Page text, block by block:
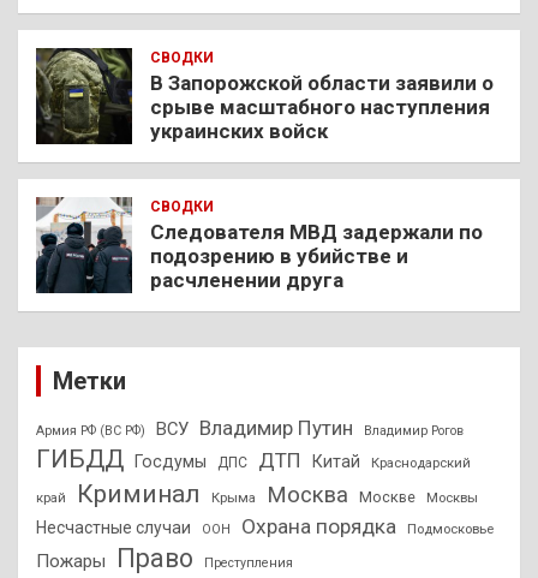
СВОДКИ
В Запорожской области заявили о
срыве масштабного наступления
украинских войск
СВОДКИ
Следователя МВД задержали по
подозрению в убийстве и
расчленении друга
Метки
Армия РФ (ВС РФ) ВСУ Владимир Путин Владимир Рогов
ГИБДД Госдумы ДПС ДТП Китай Краснодарский
край Криминал Крыма Москва Москве Москвы
Несчастные случаи ООН Охрана порядка Подмосковье
Пожары Право Преступления